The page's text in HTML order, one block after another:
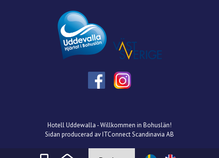
Hotell Uddewalla - Willkommen in Bohuslän!
Sidan producerad av ITConnect Scandinavia AB